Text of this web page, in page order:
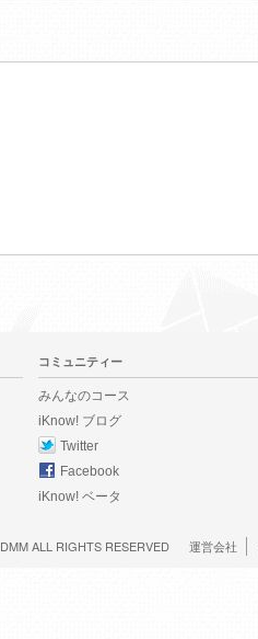
コミュニティー
みんなのコース
iKnow! ブログ
Twitter
Facebook
iKnow! ベータ
DMMALL RIGHTS RESERVED 運営会社